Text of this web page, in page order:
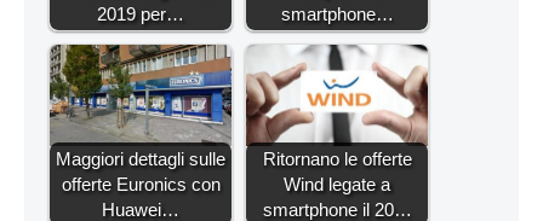
2019 per…
smartphone…
Maggiori dettagli sulle
offerte Euronics con
Huawei…
Ritornano le offerte
Wind legate a
smartphone il 20…